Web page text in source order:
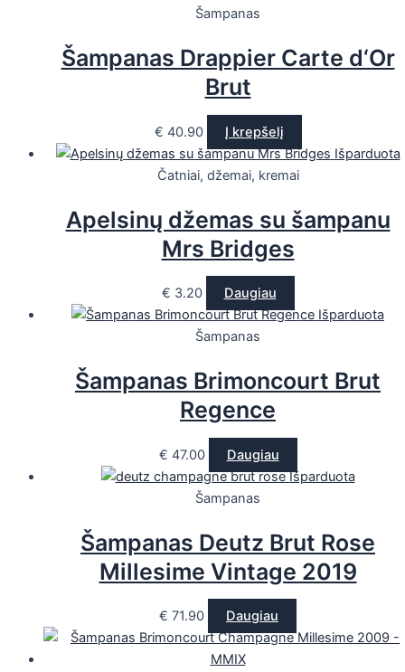
Šampanas
Šampanas Drappier Carte d‘Or
Brut
€ 40.90
Į krepšelį
Išparduota
Čatniai, džemai, kremai
Apelsinų džemas su šampanu
Mrs Bridges
€ 3.20
Daugiau
Išparduota
Šampanas
Šampanas Brimoncourt Brut
Regence
€ 47.00
Daugiau
Išparduota
Šampanas
Šampanas Deutz Brut Rose
Millesime Vintage 2019
€ 71.90 Daugiau